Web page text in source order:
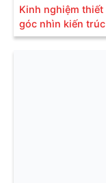
Kinh nghiệm
góc nhìn kiến